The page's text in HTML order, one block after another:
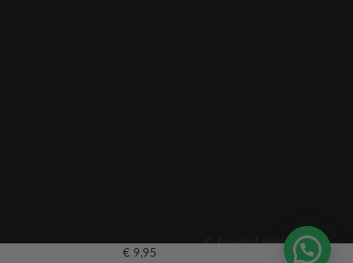
€ 9,95
© Lovely Label